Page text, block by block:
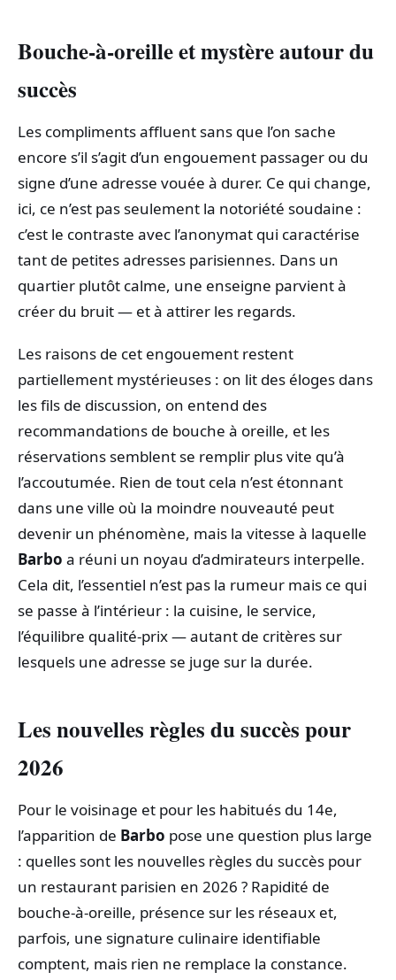
Bouche-à-oreille et mystère autour du
succès
Les compliments affluent sans que l’on sache
encore s’il s’agit d’un engouement passager ou du
signe d’une adresse vouée à durer. Ce qui change,
ici, ce n’est pas seulement la notoriété soudaine :
c’est le contraste avec l’anonymat qui caractérise
tant de petites adresses parisiennes. Dans un
quartier plutôt calme, une enseigne parvient à
créer du bruit — et à attirer les regards.
Les raisons de cet engouement restent
partiellement mystérieuses : on lit des éloges dans
les fils de discussion, on entend des
recommandations de bouche à oreille, et les
réservations semblent se remplir plus vite qu’à
l’accoutumée. Rien de tout cela n’est étonnant
dans une ville où la moindre nouveauté peut
devenir un phénomène, mais la vitesse à laquelle
Barbo a réuni un noyau d’admirateurs interpelle.
Cela dit, l’essentiel n’est pas la rumeur mais ce qui
se passe à l’intérieur : la cuisine, le service,
l’équilibre qualité-prix — autant de critères sur
lesquels une adresse se juge sur la durée.
Les nouvelles règles du succès pour
2026
Pour le voisinage et pour les habitués du 14e,
l’apparition de Barbo pose une question plus large
: quelles sont les nouvelles règles du succès pour
un restaurant parisien en 2026 ? Rapidité de
bouche-à-oreille, présence sur les réseaux et,
parfois, une signature culinaire identifiable
comptent, mais rien ne remplace la constance.